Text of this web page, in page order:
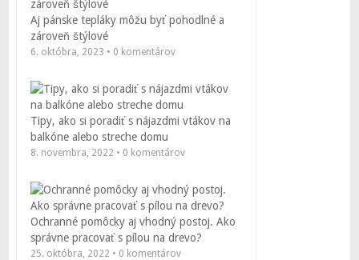
Aj pánske tepláky môžu byť pohodlné a
zároveň štýlové
6. októbra, 2023 • 0 komentárov
Tipy, ako si poradiť s nájazdmi vtákov na
balkóne alebo streche domu
8. novembra, 2022 • 0 komentárov
Ochranné pomôcky aj vhodný postoj. Ako
správne pracovať s pílou na drevo?
25. októbra, 2022 • 0 komentárov